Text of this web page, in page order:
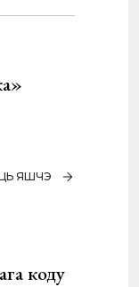
ЯШЧЭ
коду